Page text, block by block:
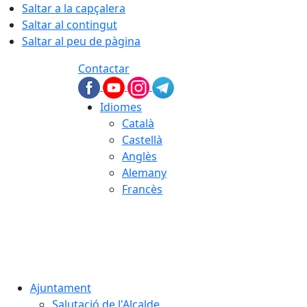
Saltar a la capçalera
Saltar al contingut
Saltar al peu de pàgina
Contactar
Idiomes
Català
Castellà
Anglès
Alemany
Francès
Ajuntament